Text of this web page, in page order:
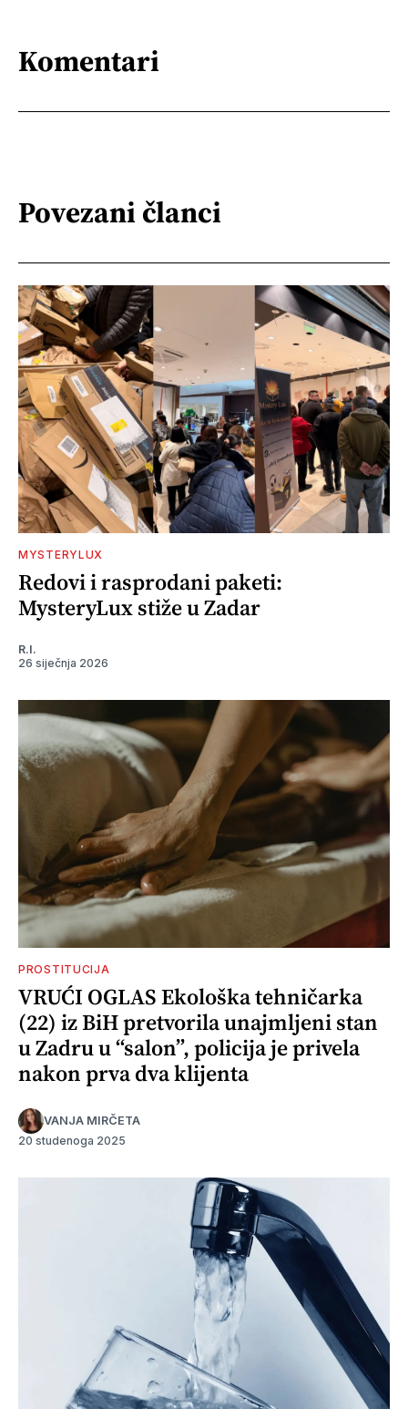
Komentari
Povezani članci
MYSTERYLUX
Redovi i rasprodani paketi:
MysteryLux stiže u Zadar
R.I.
26 siječnja 2026
PROSTITUCIJA
VRUĆI OGLAS Ekološka tehničarka
(22) iz BiH pretvorila unajmljeni stan
u Zadru u “salon”, policija je privela
nakon prva dva klijenta
VANJA MIRČETA
20 studenoga 2025